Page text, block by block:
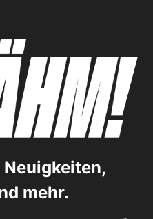
mehr.